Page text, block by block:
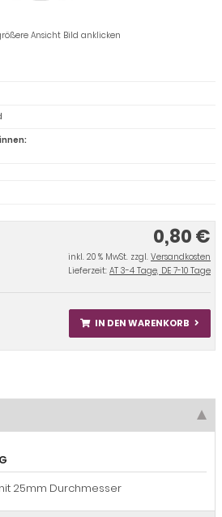
Ansicht Bild anklicken
0,80 €
inkl. 20 % MwSt. zzgl. Versandkosten
Lieferzeit: AT 3-4 Tage, DE 7-10 Tage
IN DEN WARENKORB
25mm Durchmesser